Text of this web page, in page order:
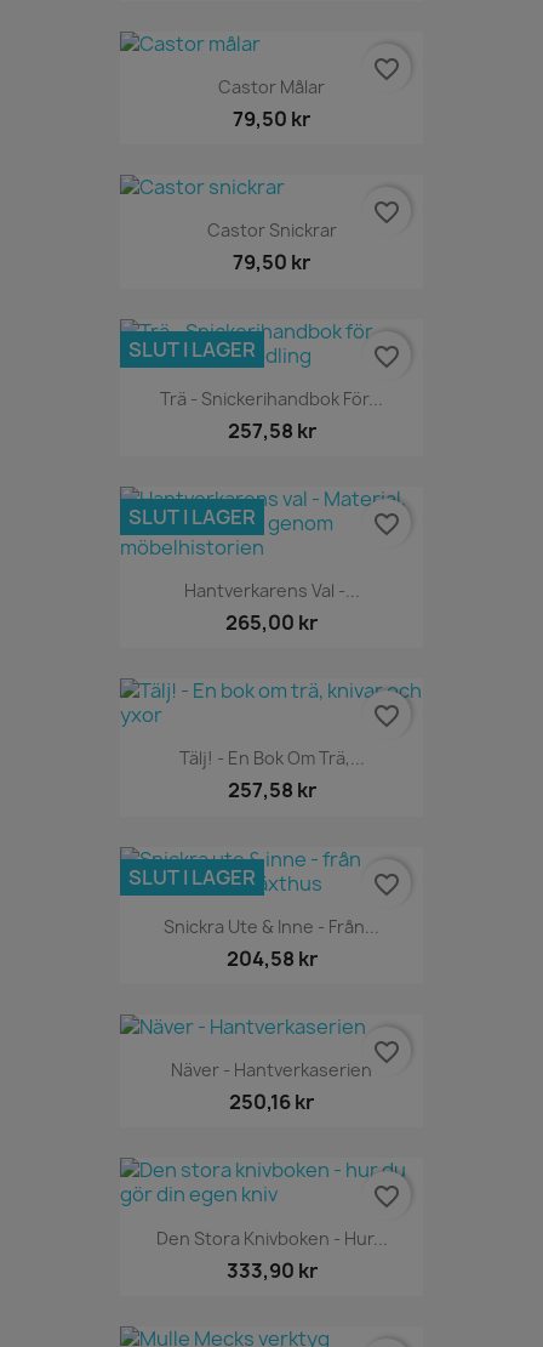
Castor Målar
79,50 kr
favorite_border
Castor Snickrar
79,50 kr
favorite_border
Trä - Snickerihandbok För...
257,58 kr
SLUT I LAGER favorite_border
Hantverkarens Val -...
265,00 kr
SLUT I LAGER favorite_border
Tälj! - En Bok Om Trä,...
257,58 kr
favorite_border
Snickra Ute & Inne - Från...
204,58 kr
SLUT I LAGER favorite_border
Näver - Hantverkaserien
250,16 kr
favorite_border
Den Stora Knivboken - Hur...
333,90 kr
favorite_border